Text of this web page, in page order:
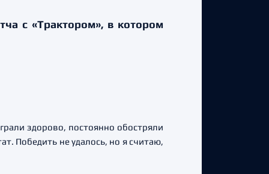
с «Трактором», в котором
здорово, постоянно обостряли
Победить не удалось, но я считаю,